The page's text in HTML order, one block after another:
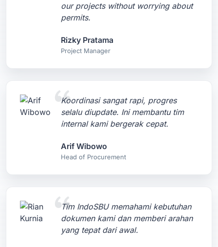
our projects without worrying about
permits.
Rizky Pratama
Project Manager
Koordinasi sangat rapi, progres
selalu diupdate. Ini membantu tim
internal kami bergerak cepat.
Arif Wibowo
Head of Procurement
Tim IndoSBU memahami kebutuhan
dokumen kami dan memberi arahan
yang tepat dari awal.